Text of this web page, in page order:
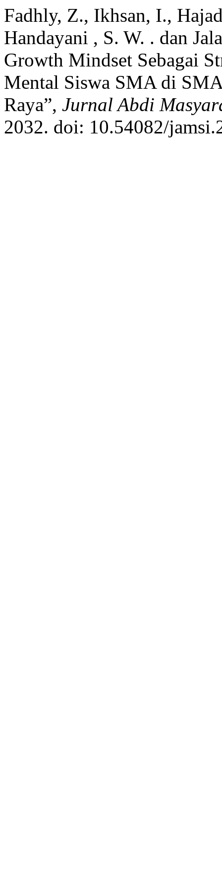
Fadhly, Z., Ikhsan, I.,
Handayani , S. W. . dan
Growth Mindset Sebagai
Mental Siswa SMA di
Raya”, Jurnal Abdi
2032. doi: 10.54082/